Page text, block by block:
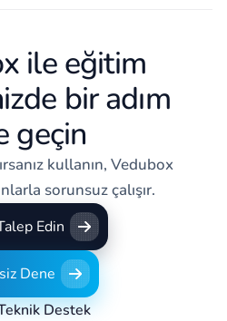
ile eğitim
bir adım
geçin
kullanın, Vedubox
sorunsuz çalışır.
Edin
Edin
Dene
Dene
Destek